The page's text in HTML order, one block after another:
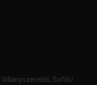
Villanyszerelés, Sofőr/